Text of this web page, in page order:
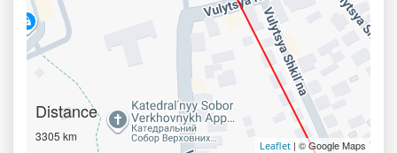
Distance
3305 km
Leaflet | © Google Maps